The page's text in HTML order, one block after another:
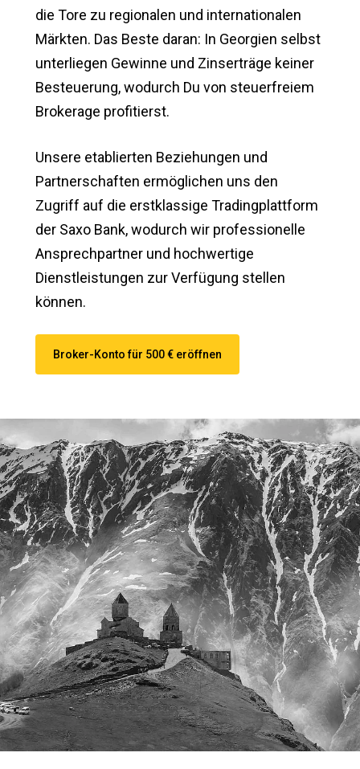
die Tore zu regionalen und internationalen
Märkten. Das Beste daran: In Georgien selbst
unterliegen Gewinne und Zinserträge keiner
Besteuerung, wodurch Du von steuerfreiem
Brokerage profitierst.
Unsere etablierten Beziehungen und
Partnerschaften ermöglichen uns den
Zugriff auf die erstklassige Tradingplattform
der Saxo Bank, wodurch wir professionelle
Ansprechpartner und hochwertige
Dienstleistungen zur Verfügung stellen
können.
Broker-Konto für 500 € eröffnen